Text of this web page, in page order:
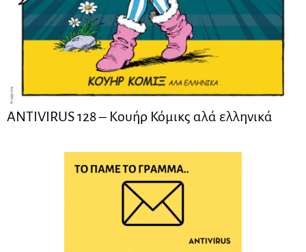
ANTIVIRUS 128 – Kουήρ Κόμικς αλά ελληνικά